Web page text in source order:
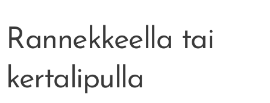
Rannekkeella tai
kertalipulla